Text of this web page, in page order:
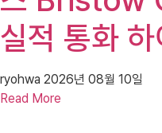
실적 통화
ryohwa 2026년 08월 10일
Read More